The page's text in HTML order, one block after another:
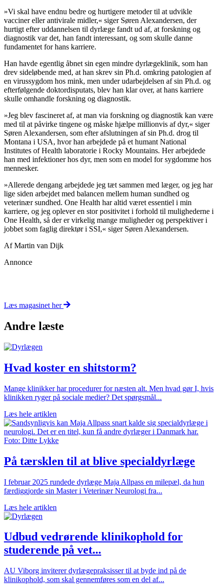
»Vi skal have endnu bedre og hurtigere metoder til at udvikle
vacciner eller antivirale midler,« siger Søren Alexandersen, der
hurtigt efter uddannelsen til dyrlæge fandt ud af, at forskning og
diagnostik var det, han fandt interessant, og som skulle danne
fundamentet for hans karriere.
Han havde egentlig åbnet sin egen mindre dyrlægeklinik, som han
drev sideløbende med, at han skrev sin Ph.d. omkring patologien af
en virussygdom hos mink, men under udarbejdelsen af sin Ph.d. og
efterfølgende doktordisputats, blev han klar over, at hans karriere
skulle omhandle forskning og diagnostik.
»Jeg blev fascineret af, at man via forskning og diagnostik kan være
med til at påvirke tingene og måske hjælpe millionvis af dyr,« siger
Søren Alexandersen, som efter afslutningen af sin Ph.d. drog til
Montana i USA, hvor han arbejdede på et humant National
Institutes of Health laboratorie i Rocky Mountains. Her arbejdede
han med infektioner hos dyr, men som en model for sygdomme hos
mennesker.
»Allerede dengang arbejdede jeg tæt sammen med læger, og jeg har
lige siden arbejdet med balancen mellem human sundhed og
veterinær sundhed. One Health har altid været essentiel i min
karriere, og jeg oplever en stor positivitet i forhold til mulighederne i
One Health, så der er virkelig mange muligheder og perspektiver i
jobbet som faglig direktør i SSI,« siger Søren Alexandersen.
Af Martin van Dijk
Annonce
Læs magasinet her
Andre læste
Hvad koster en shitstorm?
Mange klinikker har procedurer for næsten alt. Men hvad gør I, hvis
klinikken ryger på sociale medier? Det spørgsmål...
Læs hele artiklen
På tærsklen til at blive specialdyrlæge
I februar 2025 rundede dyrlæge Maja Allpass en milepæl, da hun
færdiggjorde sin Master i Veterinær Neurologi fra...
Læs hele artiklen
Udbud vedrørende klinikophold for
studerende på vet...
AU Viborg inviterer dyrlægepraksisser til at byde ind på de
klinikophold, som skal gennemføres som en del af...